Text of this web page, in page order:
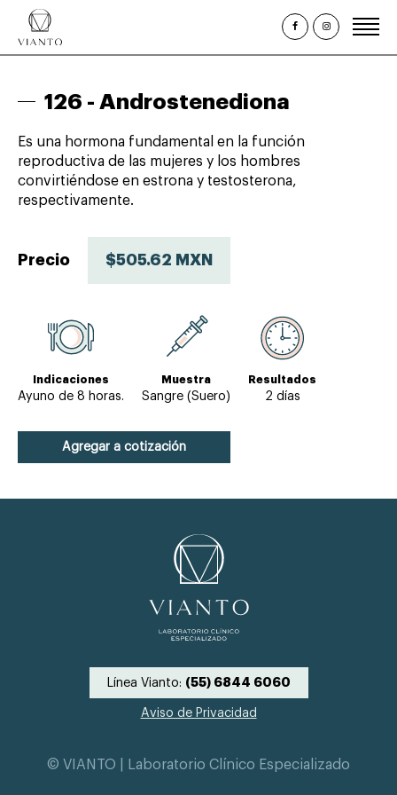
Paquetes y Perfiles
126 - Androstenediona
Es una hormona fundamental en la función
reproductiva de las mujeres y los hombres
convirtiéndose en estrona y testosterona,
respectivamente.
Precio $505.62 MXN
Indicaciones
Ayuno de 8 horas.
Muestra
Sangre (Suero)
Resultados
2 días
Agregar a cotización
Línea Vianto: (55) 6844 6060
Aviso de Privacidad
© VIANTO | Laboratorio Clínico Especializado